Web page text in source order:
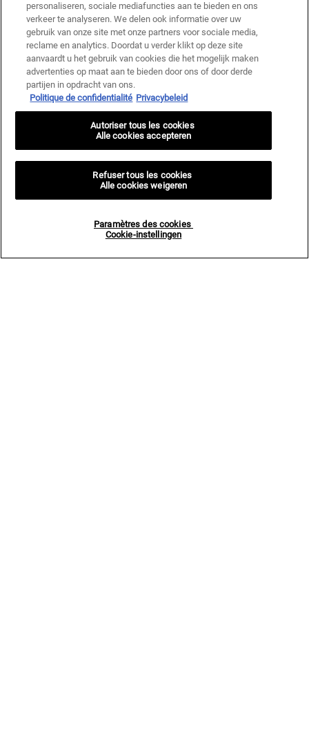
personaliseren, sociale mediafuncties aan te bieden en ons
verkeer te analyseren. We delen ook informatie over uw
gebruik van onze site met onze partners voor sociale media,
reclame en analytics. Doordat u verder klikt op deze site
aanvaardt u het gebruik van cookies die het mogelijk maken
advertenties op maat aan te bieden door ons of door derde
partijen in opdracht van ons.
Politique de confidentialité Privacybeleid
Paramètres des cookies
Cookie-instellingen
Refuser tous les cookies
Alle cookies weigeren
Autoriser tous les cookies
Alle cookies accepteren